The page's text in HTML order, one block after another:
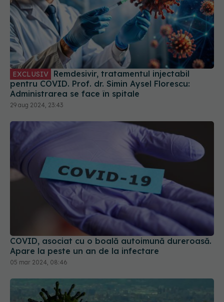
EXCLUSIV
pentru COVID. Prof. dr. Simin Aysel Florescu:
Administrarea se face în spitale
29 aug 2024, 23:43
COVID, asociat cu o boală autoimună dureroasă.
Apare la peste un an de la infectare
05 mar 2024, 08:46